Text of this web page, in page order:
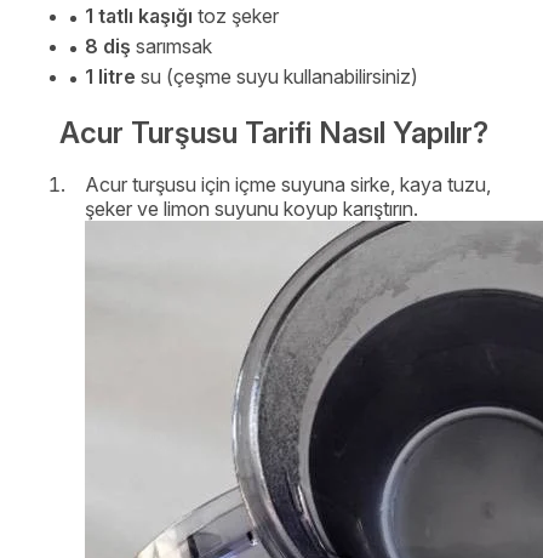
1 tatlı kaşığı toz şeker
8 diş sarımsak
1 litre su (çeşme suyu kullanabilirsiniz)
Acur Turşusu Tarifi Nasıl Yapılır?
Acur turşusu için içme suyuna sirke, kaya tuzu,
şeker ve limon suyunu koyup karıştırın.